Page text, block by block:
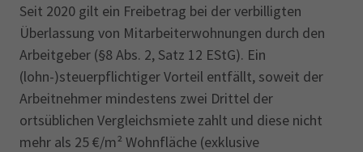
Seit 2020 gilt ein Freibetrag bei der verbilligten
Überlassung von Mitarbeiterwohnungen durch den
Arbeitgeber (§8 Abs. 2, Satz 12 EStG). Ein
(lohn-)steuerpflichtiger Vorteil entfällt, soweit der
Arbeitnehmer mindestens zwei Drittel der
ortsüblichen Vergleichsmiete zahlt und diese nicht
mehr als 25 €/m² Wohnfläche (exklusive